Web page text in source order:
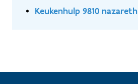
Keukenhulp 9810 nazareth